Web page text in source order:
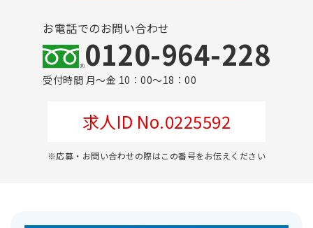
お電話でのお問い合わせ
0120-964-228
受付時間 月～金 10：00～18：00
求人ID No.0225592
※応募・お問い合わせの際はこの番号をお伝えください